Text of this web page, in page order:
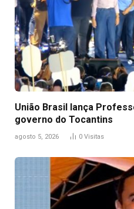
União Brasil lança
governo do Tocantins
agosto 5, 2026 0 Visitas